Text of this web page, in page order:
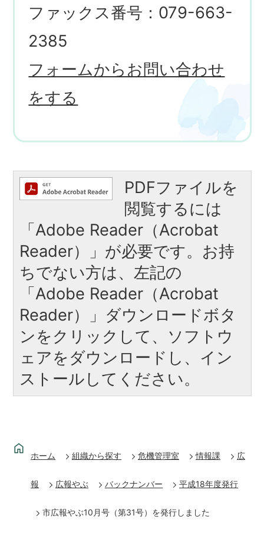
ファックス番号：079-663-
2385
フォームからお問い合わせ
をする
PDFファイルを
閲覧するには
「Adobe Reader（Acrobat
Reader）」が必要です。お持
ちでない方は、左記の
「Adobe Reader（Acrobat
Reader）」ダウンロードボタ
ンをクリックして、ソフトウ
ェアをダウンロードし、イン
ストールしてください。
ホーム 組織から探す 危機管理室 情報課 広
報 広報やぶ バックナンバー 平成18年度発行
市広報やぶ10月号（第31号）を発行しました